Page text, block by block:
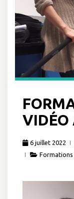
VIDÉO
6 juillet 2022
Formations